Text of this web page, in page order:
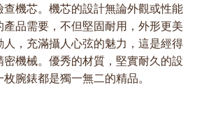
查機芯。機芯的設計無論外觀或性能
產品需要，不但堅固耐用，外形更美
人，充滿攝人心弦的魅力，這是經得
密機械。優秀的材質，堅實耐久的設
枚腕錶都是獨一無二的精品。